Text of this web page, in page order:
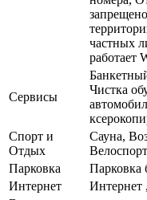
частных
работает
Сервисы
Чистка
Спорт и
Отдых
Сауна,
Парковка
Парковка
Интернет
Интернет